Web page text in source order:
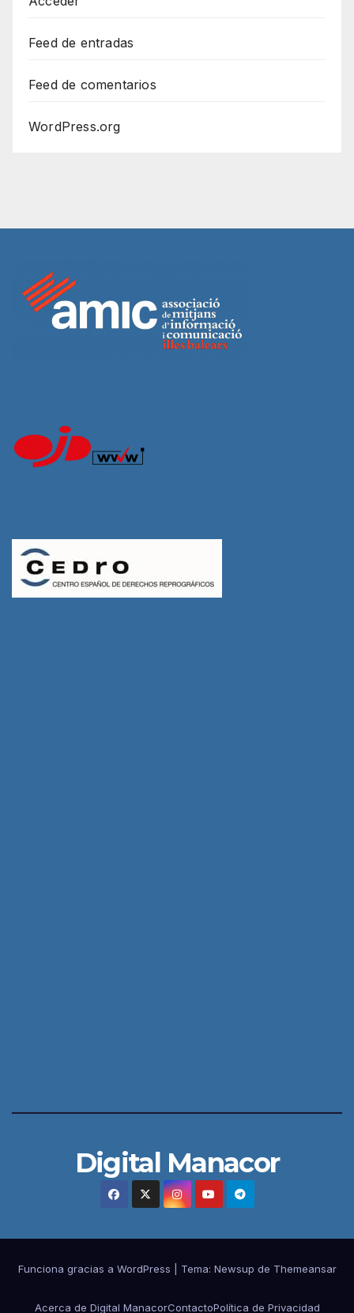
Feed de entradas
Feed de comentarios
WordPress.org
Digital Manacor
Funciona gracias a WordPress Tema: Newsup de Themeansar
Acerca de Digital ManacorContactoPolítica de Privacidad